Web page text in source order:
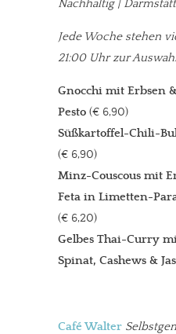
Nachhaltig |
Jede Woche stehen
21:00 Uhr zur
Gnocchi mit Erbsen
Pesto (€ 6,90)
Süßkartoffel-Chili-
(€ 6,90)
Minz-Couscous mit
Feta in Limetten-
(€ 6,20)
Gelbes Thai-Curry
Spinat, Cashews &
Café Walter